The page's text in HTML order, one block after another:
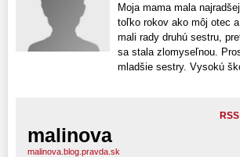
Moja mama mala
toľko rokov ako môj otec
mali rady druhú sestru,
sa stala zlomyseľnou.
mladšie sestry. Vysokú
RSS
malinova
malinova.blog.pravda.sk